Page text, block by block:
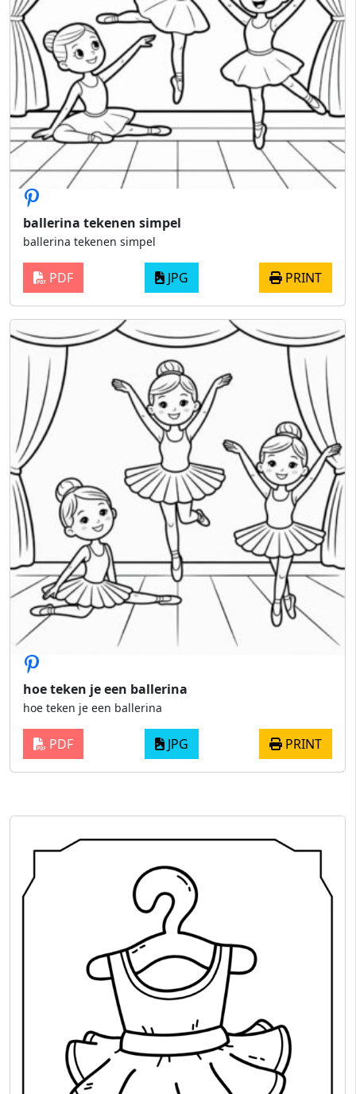
ballerina tekenen simpel
ballerina tekenen simpel
PDF JPG PRINT
hoe teken je een ballerina
hoe teken je een ballerina
PDF JPG PRINT